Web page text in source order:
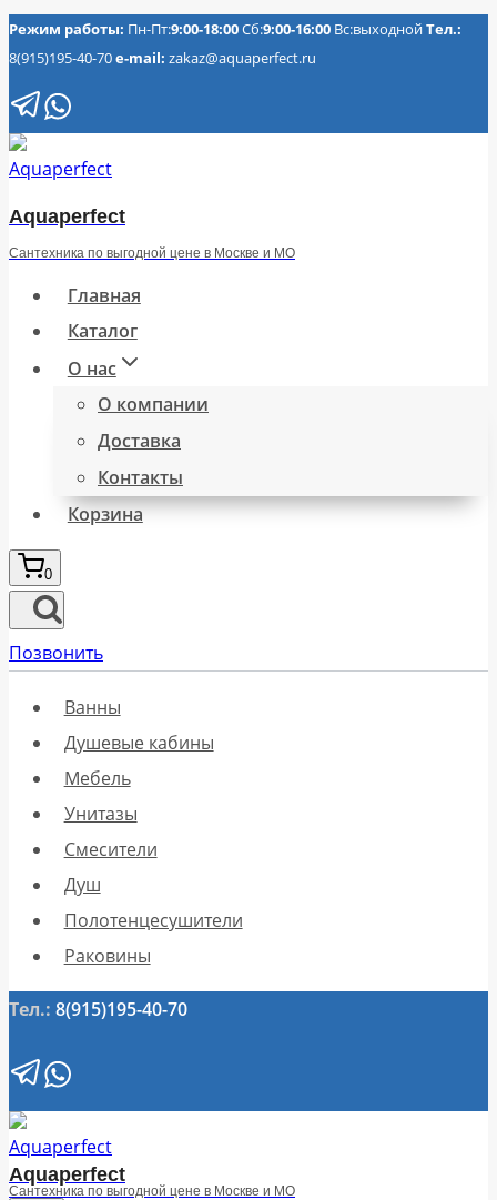
Перейти
к
содержимому
Режим работы: Пн-Пт:9:00-18:00Сб:9:00-16:00 Вс:выходнойТел.:
8(915)195-40-70e-mail: zakaz@aquaperfect.ru
Aquaperfect
Сантехника по выгодной цене в Москве и МО
Главная
Каталог
О нас
О компании
Доставка
Контакты
Корзина
0
Позвонить
Ванны
Душевые кабины
Мебель
Унитазы
Смесители
Душ
Полотенцесушители
Раковины
Тел.: 8(915)195-40-70
Aquaperfect
Сантехника по выгодной цене в Москве и МО